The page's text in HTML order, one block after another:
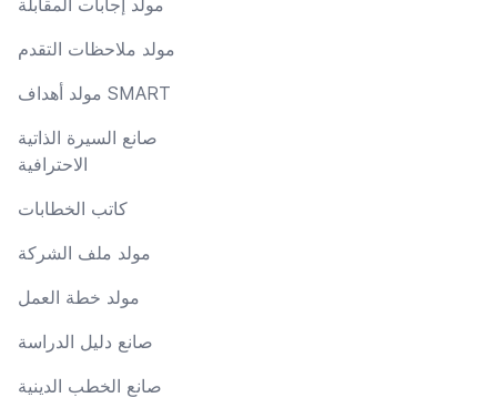
مولد إجابات المقابلة
مولد ملاحظات التقدم
مولد أهداف SMART
صانع السيرة الذاتية
الاحترافية
كاتب الخطابات
مولد ملف الشركة
مولد خطة العمل
صانع دليل الدراسة
صانع الخطب الدينية